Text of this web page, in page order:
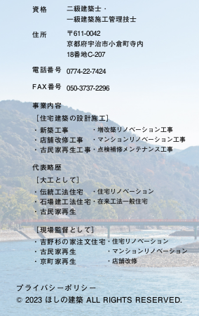
資格 二級建築士 ・
一級建築施工管理技士
住所
〒611-0042
京都府宇治市小倉町寺内
18番地C-207
電話番号 0774-22-7424
FAX番号 050-3737-2296
事業内容
［住宅建築の設計施工］
・新築工事
・店舗改修工事
・古民家再生工事
・増改築リノベーション工事
・マンションリノベーション工事
・点検補修メンテナンス工事
代表略歴
［大工として］
・伝統工法住宅
・石場建工法住宅
・古民家再生
・住宅リノベーション
・在来工法一般住宅
［現場監督として］
・吉野杉の家注文住宅
・古民家再生
・京町家再生
・住宅リノベーション
・マンションリノベーション
・店舗改修
プライバシーポリシー
© 2023 ほしの建築ALL RIGHTS RESERVED.